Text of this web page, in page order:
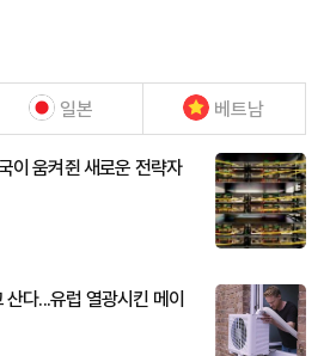
일본 베트남
이 움켜쥔 새로운 전략자
다...유럽 열광시킨 메이